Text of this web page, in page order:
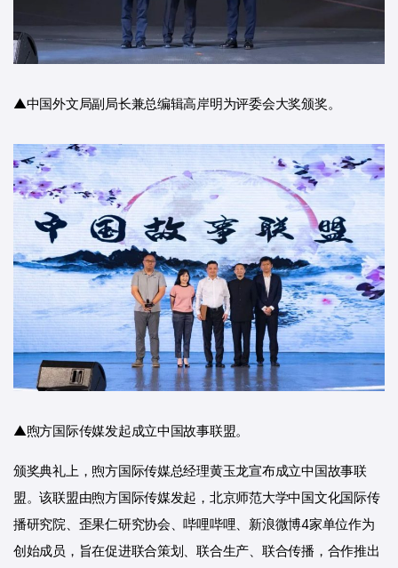
▲中国外文局副局长兼总编辑高岸明为评委会大奖颁奖。
▲煦方国际传媒发起成立中国故事联盟。
颁奖典礼上，煦方国际传媒总经理黄玉龙宣布成立中国故事联
盟。该联盟由煦方国际传媒发起，北京师范大学中国文化国际传
播研究院、歪果仁研究协会、哔哩哔哩、新浪微博4家单位作为
创始成员，旨在促进联合策划、联合生产、联合传播，合作推出